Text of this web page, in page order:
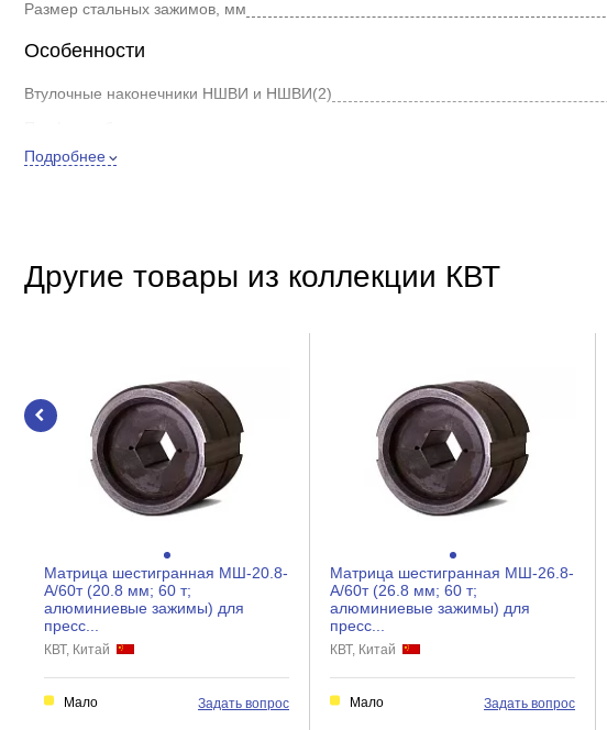
Размер стальных зажимов, мм
Особенности
Втулочные наконечники НШВИ и НШВИ(2)
Тип соединителя
Подробнее
Другие товары из коллекции КВТ
Матрица шестигранная МШ-20.8-
А/60т (20.8 мм; 60 т;
алюминиевые зажимы) для
пресс...
КВТ, Китай
Мало Задать вопрос
Матрица шестигранная МШ-26.8-
А/60т (26.8 мм; 60 т;
алюминиевые зажимы) для
пресс...
КВТ, Китай
Мало Задать вопрос